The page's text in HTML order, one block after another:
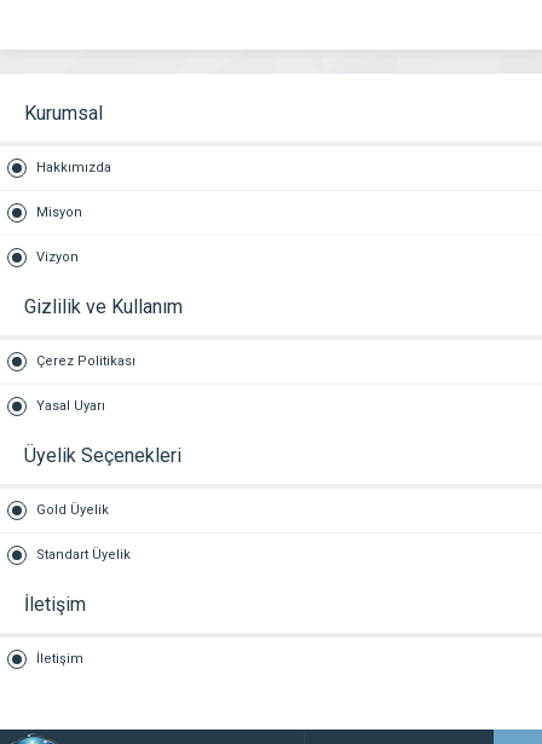
Kurumsal
Hakkımızda
Misyon
Vizyon
Gizlilik ve Kullanım
Çerez Politikası
Yasal Uyarı
Üyelik Seçenekleri
Gold Üyelik
Standart Üyelik
İletişim
İletişim